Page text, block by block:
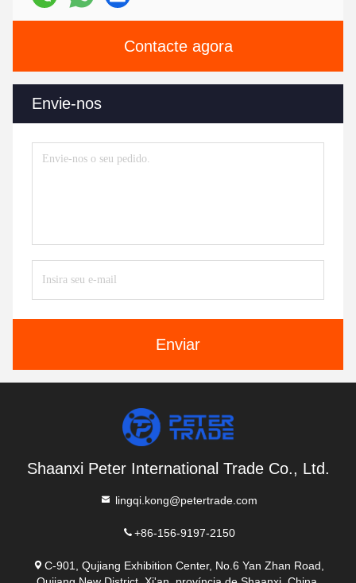
Contacte agora
Envie-nos
Enviar
Shaanxi Peter International Trade Co., Ltd.
lingqi.kong@petertrade.com
+86-156-9197-2150
C-901, Qujiang Exhibition Center, No.6 Yan Zhan Road,